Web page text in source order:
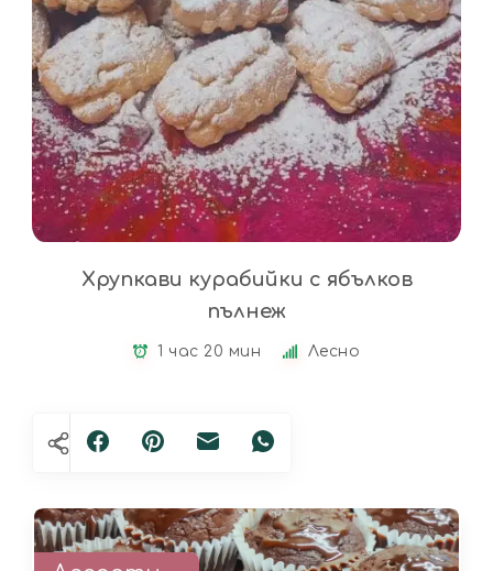
Хрупкави курабийки с ябълков
пълнеж
1 час 20 мин Лесно